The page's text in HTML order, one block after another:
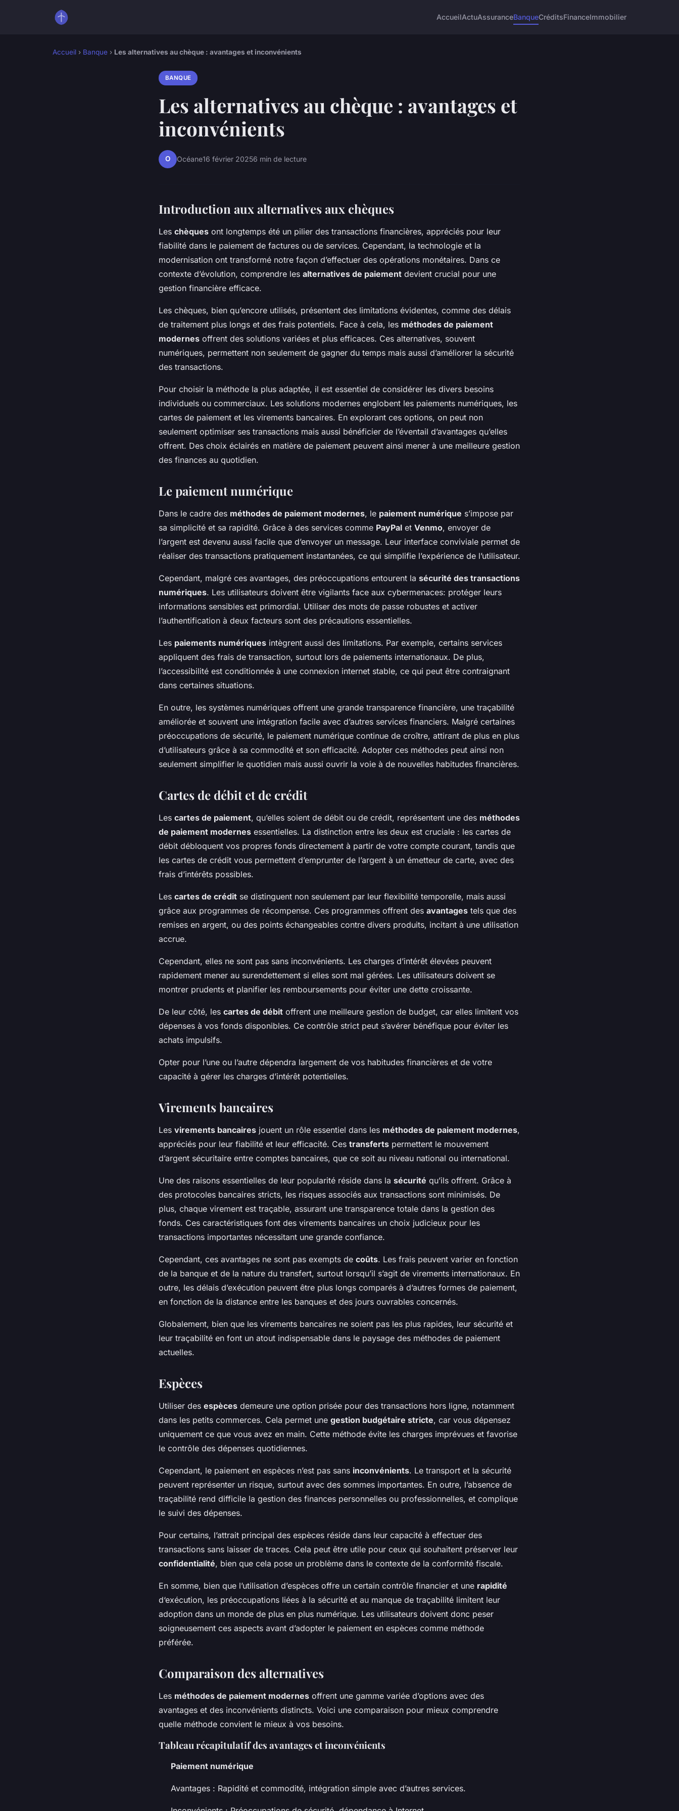
AccueilActuAssuranceBanqueCréditsFinanceImmobilier
Accueil › Banque › Les alternatives au chèque : avantages et inconvénients
BANQUE
Les alternatives au chèque : avantages et
inconvénients
O Océane16 février 20256 min de lecture
Introduction aux alternatives aux chèques
Les chèques ont longtemps été un pilier des transactions financières, appréciés pour leur
fiabilité dans le paiement de factures ou de services. Cependant, la technologie et la
modernisation ont transformé notre façon d’effectuer des opérations monétaires. Dans ce
contexte d’évolution, comprendre les alternatives de paiement devient crucial pour une
gestion financière efficace.
Les chèques, bien qu’encore utilisés, présentent des limitations évidentes, comme des délais
de traitement plus longs et des frais potentiels. Face à cela, les méthodes de paiement
modernes offrent des solutions variées et plus efficaces. Ces alternatives, souvent
numériques, permettent non seulement de gagner du temps mais aussi d’améliorer la sécurité
des transactions.
Pour choisir la méthode la plus adaptée, il est essentiel de considérer les divers besoins
individuels ou commerciaux. Les solutions modernes englobent les paiements numériques, les
cartes de paiement et les virements bancaires. En explorant ces options, on peut non
seulement optimiser ses transactions mais aussi bénéficier de l’éventail d’avantages qu’elles
offrent. Des choix éclairés en matière de paiement peuvent ainsi mener à une meilleure gestion
des finances au quotidien.
Le paiement numérique
Dans le cadre des méthodes de paiement modernes, le paiement numérique s’impose par
sa simplicité et sa rapidité. Grâce à des services comme PayPal et Venmo, envoyer de
l’argent est devenu aussi facile que d’envoyer un message. Leur interface conviviale permet de
réaliser des transactions pratiquement instantanées, ce qui simplifie l’expérience de l’utilisateur.
Cependant, malgré ces avantages, des préoccupations entourent la sécurité des transactions
numériques. Les utilisateurs doivent être vigilants face aux cybermenaces: protéger leurs
informations sensibles est primordial. Utiliser des mots de passe robustes et activer
l’authentification à deux facteurs sont des précautions essentielles.
Les paiements numériques intègrent aussi des limitations. Par exemple, certains services
appliquent des frais de transaction, surtout lors de paiements internationaux. De plus,
l’accessibilité est conditionnée à une connexion internet stable, ce qui peut être contraignant
dans certaines situations.
En outre, les systèmes numériques offrent une grande transparence financière, une traçabilité
améliorée et souvent une intégration facile avec d’autres services financiers. Malgré certaines
préoccupations de sécurité, le paiement numérique continue de croître, attirant de plus en plus
d’utilisateurs grâce à sa commodité et son efficacité. Adopter ces méthodes peut ainsi non
seulement simplifier le quotidien mais aussi ouvrir la voie à de nouvelles habitudes financières.
Cartes de débit et de crédit
Les cartes de paiement, qu’elles soient de débit ou de crédit, représentent une des méthodes
de paiement modernes essentielles. La distinction entre les deux est cruciale : les cartes de
débit débloquent vos propres fonds directement à partir de votre compte courant, tandis que
les cartes de crédit vous permettent d’emprunter de l’argent à un émetteur de carte, avec des
frais d’intérêts possibles.
Les cartes de crédit se distinguent non seulement par leur flexibilité temporelle, mais aussi
grâce aux programmes de récompense. Ces programmes offrent des avantages tels que des
remises en argent, ou des points échangeables contre divers produits, incitant à une utilisation
accrue.
Cependant, elles ne sont pas sans inconvénients. Les charges d’intérêt élevées peuvent
rapidement mener au surendettement si elles sont mal gérées. Les utilisateurs doivent se
montrer prudents et planifier les remboursements pour éviter une dette croissante.
De leur côté, les cartes de débit offrent une meilleure gestion de budget, car elles limitent vos
dépenses à vos fonds disponibles. Ce contrôle strict peut s’avérer bénéfique pour éviter les
achats impulsifs.
Opter pour l’une ou l’autre dépendra largement de vos habitudes financières et de votre
capacité à gérer les charges d’intérêt potentielles.
Virements bancaires
Les virements bancaires jouent un rôle essentiel dans les méthodes de paiement modernes,
appréciés pour leur fiabilité et leur efficacité. Ces transferts permettent le mouvement
d’argent sécuritaire entre comptes bancaires, que ce soit au niveau national ou international.
Une des raisons essentielles de leur popularité réside dans la sécurité qu’ils offrent. Grâce à
des protocoles bancaires stricts, les risques associés aux transactions sont minimisés. De
plus, chaque virement est traçable, assurant une transparence totale dans la gestion des
fonds. Ces caractéristiques font des virements bancaires un choix judicieux pour les
transactions importantes nécessitant une grande confiance.
Cependant, ces avantages ne sont pas exempts de coûts. Les frais peuvent varier en fonction
de la banque et de la nature du transfert, surtout lorsqu’il s’agit de virements internationaux. En
outre, les délais d’exécution peuvent être plus longs comparés à d’autres formes de paiement,
en fonction de la distance entre les banques et des jours ouvrables concernés.
Globalement, bien que les virements bancaires ne soient pas les plus rapides, leur sécurité et
leur traçabilité en font un atout indispensable dans le paysage des méthodes de paiement
actuelles.
Espèces
Utiliser des espèces demeure une option prisée pour des transactions hors ligne, notamment
dans les petits commerces. Cela permet une gestion budgétaire stricte, car vous dépensez
uniquement ce que vous avez en main. Cette méthode évite les charges imprévues et favorise
le contrôle des dépenses quotidiennes.
Cependant, le paiement en espèces n’est pas sans inconvénients. Le transport et la sécurité
peuvent représenter un risque, surtout avec des sommes importantes. En outre, l’absence de
traçabilité rend difficile la gestion des finances personnelles ou professionnelles, et complique
le suivi des dépenses.
Pour certains, l’attrait principal des espèces réside dans leur capacité à effectuer des
transactions sans laisser de traces. Cela peut être utile pour ceux qui souhaitent préserver leur
confidentialité, bien que cela pose un problème dans le contexte de la conformité fiscale.
En somme, bien que l’utilisation d’espèces offre un certain contrôle financier et une rapidité
d‘exécution, les préoccupations liées à la sécurité et au manque de traçabilité limitent leur
adoption dans un monde de plus en plus numérique. Les utilisateurs doivent donc peser
soigneusement ces aspects avant d’adopter le paiement en espèces comme méthode
préférée.
Comparaison des alternatives
Les méthodes de paiement modernes offrent une gamme variée d’options avec des
avantages et des inconvénients distincts. Voici une comparaison pour mieux comprendre
quelle méthode convient le mieux à vos besoins.
Tableau récapitulatif des avantages et inconvénients
Paiement numérique
Avantages : Rapidité et commodité, intégration simple avec d’autres services.